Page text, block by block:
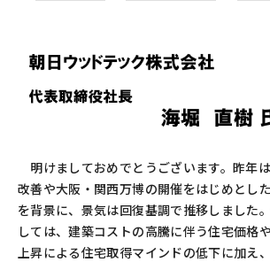
明けましておめでとうございます。昨年
改善や大阪・関西万博の開催をはじめとし
を背景に、景気は回復基調で推移しました
しては、建築コストの高騰に伴う住宅価格
上昇による住宅取得マインドの低下に加え